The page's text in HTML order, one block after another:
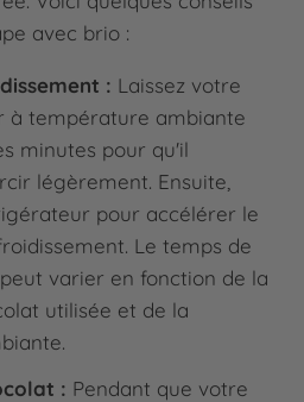
avec brio :
: Laissez votre
à température ambiante
minutes pour qu'il
légèrement. Ensuite,
pour accélérer le
Le temps de
varier en fonction de la
utilisée et de la
: Pendant que votre